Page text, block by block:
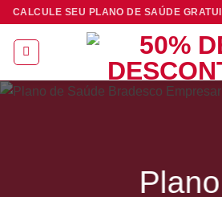
Skip
content
CALCULE SEU PLANO DE SAÚDE
Plano